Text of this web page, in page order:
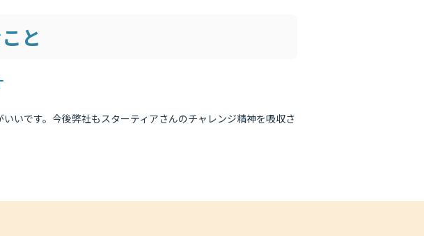
と
いです。今後弊社もスターティアさんのチャレンジ精神を吸収さ